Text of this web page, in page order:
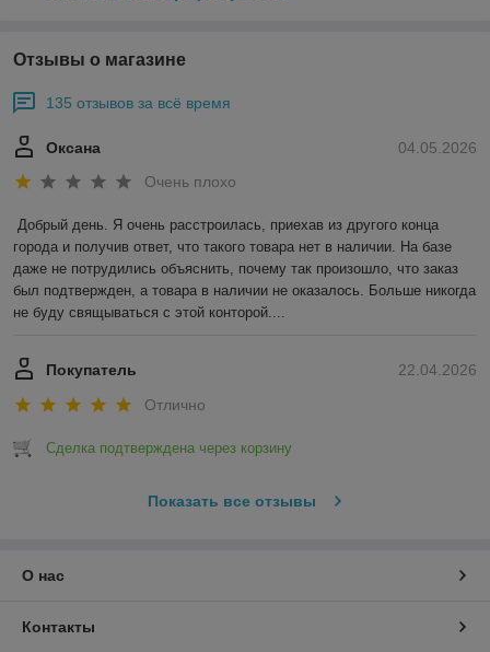
Отзывы о магазине
135 отзывов за всё время
04.05.2026
Оксана
Очень плохо
Добрый день. Я очень расстроилась, приехав из другого конца
города и получив ответ, что такого товара нет в наличии. На базе
даже не потрудились объяснить, почему так произошло, что заказ
был подтвержден, а товара в наличии не оказалось. Больше никогда
не буду свящываться с этой конторой....
22.04.2026
Покупатель
Отлично
Сделка подтверждена через корзину
Показать все отзывы
О нас
Контакты